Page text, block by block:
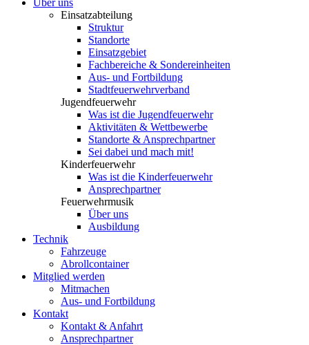
Über uns
Einsatzabteilung
Struktur
Standorte
Einsatzgebiet
Fachbereiche & Sondereinheiten
Aus- und Fortbildung
Stadtfeuerwehrverband
Jugendfeuerwehr
Was ist die Jugendfeuerwehr
Aktivitäten & Wettbewerbe
Standorte & Ansprechpartner
Sei dabei und mach mit!
Kinderfeuerwehr
Was ist die Kinderfeuerwehr
Ansprechpartner
Feuerwehrmusik
Über uns
Ausbildung
Technik
Fahrzeuge
Abrollcontainer
Mitglied werden
Mitmachen
Aus- und Fortbildung
Kontakt
Kontakt & Anfahrt
Ansprechpartner